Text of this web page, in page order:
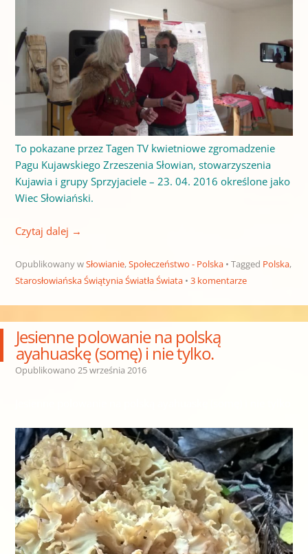
To pokazane przez Tagen TV kwietniowe zgromadzenie
Pagu Kujawskiego Zrzeszenia Słowian, stowarzyszenia
Kujawia i grupy Sprzyjaciele – 23. 04. 2016 określone jako
Wiec Słowiański.
Czytaj dalej →
Opublikowany wSłowianie,Społeczeństwo - Polska Tagged Polska,
Starosłowiańska Świątynia Światła Świata
3 komentarze
Jesienne polowanie na polską
ayahuaskę (somę) i nie tylko.
Opublikowano 25 września 2016